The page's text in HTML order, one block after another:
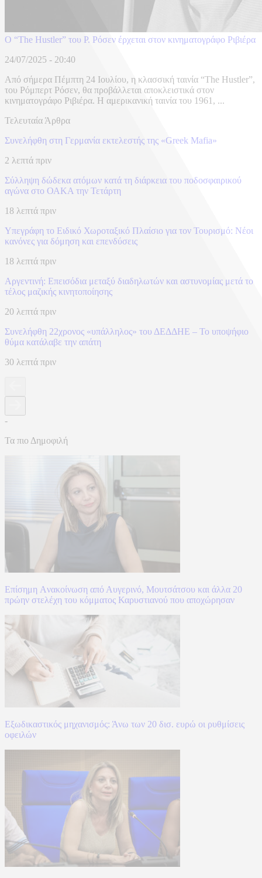
Ο “The Hustler” του Ρ. Ρόσεν έρχεται στον κινηματογράφο Ριβιέρα
24/07/2025 - 20:40
Από σήμερα Πέμπτη 24 Ιουλίου, η κλασσική ταινία “The Hustler”,
του Ρόμπερτ Ρόσεν, θα προβάλλεται αποκλειστικά στον
κινηματογράφο Ριβιέρα. Η αμερικανική ταινία του 1961, ...
Τελευταία Άρθρα
Συνελήφθη στη Γερμανία εκτελεστής της «Greek Mafia»
2 λεπτά πριν
Σύλληψη δώδεκα ατόμων κατά τη διάρκεια του ποδοσφαιρικού
αγώνα στο ΟΑΚΑ την Τετάρτη
18 λεπτά πριν
Υπεγράφη το Ειδικό Χωροταξικό Πλαίσιο για τον Τουρισμό: Νέοι
κανόνες για δόμηση και επενδύσεις
18 λεπτά πριν
Αργεντινή: Επεισόδια μεταξύ διαδηλωτών και αστυνομίας μετά το
τέλος μαζικής κινητοποίησης
20 λεπτά πριν
Συνελήφθη 22χρονος «υπάλληλος» του ΔΕΔΔΗΕ – Το υποψήφιο
θύμα κατάλαβε την απάτη
30 λεπτά πριν
-
Τα πιο Δημοφιλή
Επίσημη Aνακοίνωση από Αυγερινό, Μουτσάτσου και άλλα 20
πρώην στελέχη του κόμματος Καρυστιανού που αποχώρησαν
Εξωδικαστικός μηχανισμός: Άνω των 20 δισ. ευρώ οι ρυθμίσεις
οφειλών